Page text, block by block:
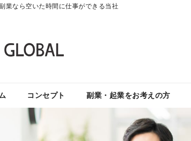
業なら空いた時間に仕事ができる当社
コンセプト 副業・起業をお考えの方